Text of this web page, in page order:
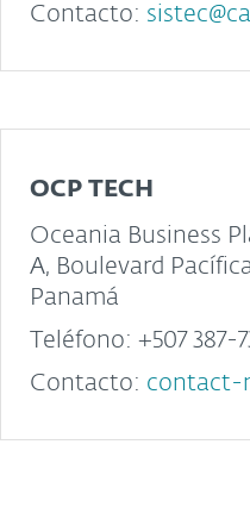
Contacto:
OCP TECH
Oceania Business
A, Boulevard
Panamá
Teléfono: +507 387-
Contacto: contact-